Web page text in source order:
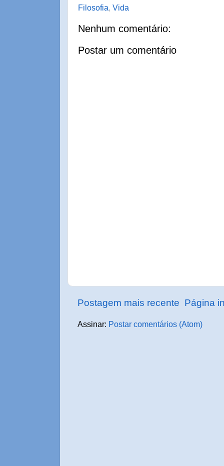
Filosofia, Vida
Nenhum comentário:
Postar um comentário
Postagem mais recente Página
Assinar: Postar comentários (Atom)